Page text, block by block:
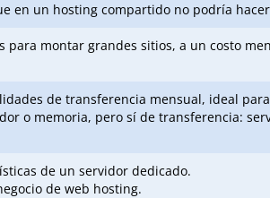
en un hosting compartido no podría
para montar grandes sitios, a un costo
de transferencia mensual, ideal
o memoria, pero sí de transferencia:
de un servidor dedicado.
de web hosting.